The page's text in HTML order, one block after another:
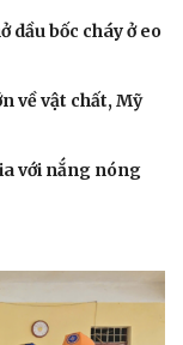
dầu bốc cháy ở eo
về vật chất, Mỹ
với nắng nóng